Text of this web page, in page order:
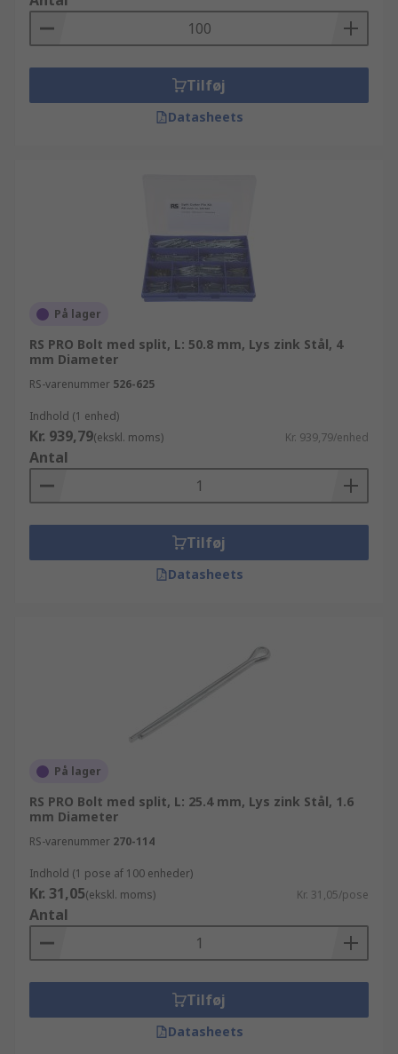
Tilføj
Datasheets
På lager
RS PRO Bolt med split, L: 50.8 mm, Lys zink Stål, 4
mm Diameter
RS-varenummer 526-625
Indhold (1 enhed)
Kr. 939,79(ekskl. moms) Kr. 939,79/enhed
Antal
Tilføj
Datasheets
På lager
RS PRO Bolt med split, L: 25.4 mm, Lys zink Stål, 1.6
mm Diameter
RS-varenummer 270-114
Indhold (1 pose af 100 enheder)
Kr. 31,05(ekskl. moms) Kr. 31,05/pose
Antal
Tilføj
Datasheets